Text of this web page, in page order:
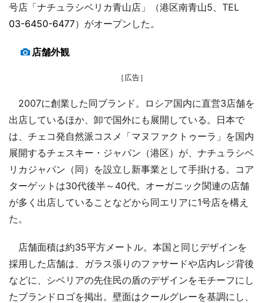
号店「ナチュラシベリカ青山店」（港区南青山5、TEL
03-6450-6477）がオープンした。
店舗外観
［広告］
2007に創業した同ブランド。ロシア国内に直営3店舗を
出店しているほか、卸で国外にも展開している。日本で
は、チェコ発自然派コスメ「マヌファクトゥーラ」を国内
展開するチェスキー・ジャパン（港区）が、ナチュラシベ
リカジャパン（同）を設立し新事業として手掛ける。コア
ターゲットは30代後半～40代。オーガニック関連の店舗
が多く出店していることなどから同エリアに1号店を構え
た。
店舗面積は約35平方メートル。本国と同じデザインを
採用した店舗は、ガラス張りのファサードや店内レジ背後
などに、シベリアの先住民の盾のデザインをモチーフにし
たブランドロゴを掲出。壁面はクールグレーを基調にし、